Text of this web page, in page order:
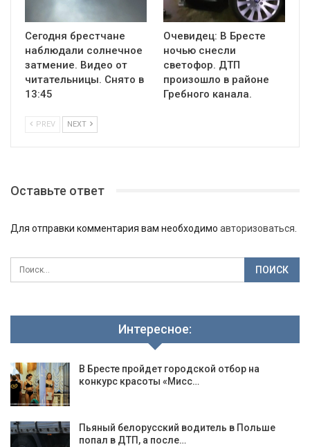
Сегодня брестчане
наблюдали солнечное
затмение. Видео от
читательницы. Снято в
13:45
Очевидец: В Бресте
ночью снесли
светофор. ДТП
произошло в районе
Гребного канала.
PREV NEXT
Оставьте ответ
Для отправки комментария вам необходимо авторизоваться
Интересное:
В Бресте пройдет городской отбор на
конкурс красоты «Мисс…
Пьяный белорусский водитель в Польше
попал в ДТП, а после…